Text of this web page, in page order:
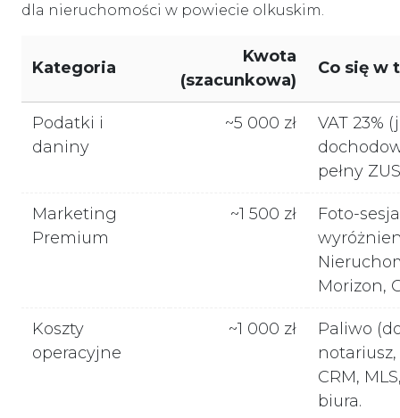
dla nieruchomości w powiecie olkuskim.
Kategoria
Kwota
(szacunkowa)
Co się w
Podatki i
daniny
~5 000 zł
VAT 23%
pełny
Marketing
Premium
~1 500 zł
Foto-
Morizon,
Koszty
operacyjne
~1 000 zł
Paliwo
CRM,
biura.